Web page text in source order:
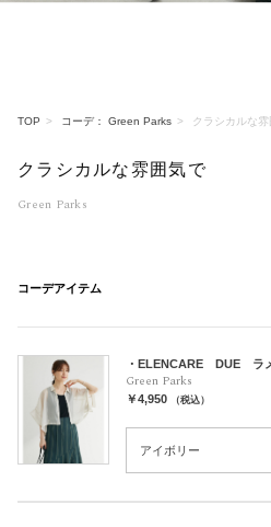
TOP コーデ： Green Parks クラシカルな
クラシカルな雰囲気で
Green Parks
コーデアイテム
・ELENCARE DUE ラ
Green Parks
￥4,950 （税込）